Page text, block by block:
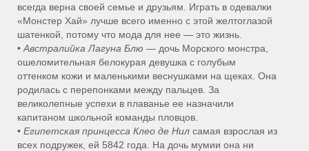
всегда верна своей семье и друзьям. Играть в одевалки
«Монстер Хай» лучше всего именно с этой желтоглазой
шатенкой, потому что мода для нее — это жизнь.
• Австралийка Лагуна Блю — дочь Морского монстра,
ошеломительная белокурая девушка с голубым
оттенком кожи и маленькими веснушками на щеках. Она
родилась с перепонками между пальцев. За
великолепные успехи в плаванье ее назначили
капитаном школьной команды пловцов.
• Египетская принцесса Клео де Нил самая взрослая из
всех подружек, ей 5842 года. На дочь мумии она ни